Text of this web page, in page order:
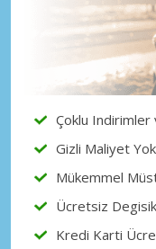
Çoklu
Gizli Maliyet Yok
Mükemmel
Ücretsiz
Kredi Karti